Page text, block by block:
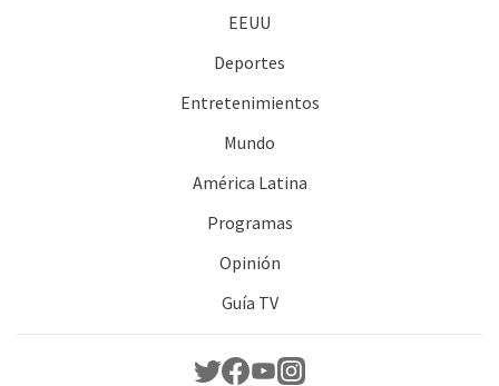
EEUU
Deportes
Entretenimientos
Mundo
América Latina
Programas
Opinión
Guía TV